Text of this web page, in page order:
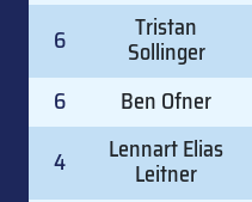
6 Tristan
Sollinger
6
Ben Ofner
4
Lennart Elias
Leitner